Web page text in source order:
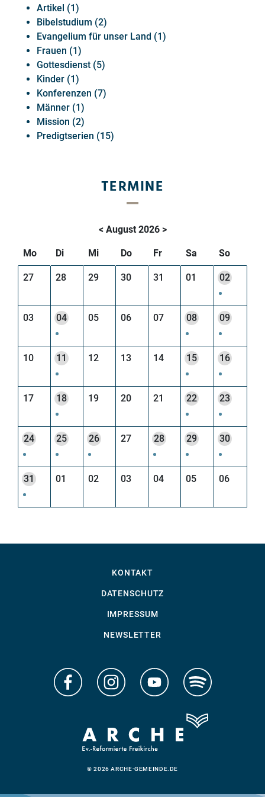
Artikel (1)
Bibelstudium (2)
Evangelium für unser Land (1)
Frauen (1)
Gottesdienst (5)
Kinder (1)
Konferenzen (7)
Männer (1)
Mission (2)
Predigtserien (15)
TERMINE
< August 2026 >
Mo Di Mi Do Fr Sa So
27 28 29 30 31 01 02
03 04 05 06 07 08 09
10 11 12 13 14 15 16
17 18 19 20 21 22 23
24 25 26 27 28 29 30
31 01 02 03 04 05 06
KONTAKT
DATENSCHUTZ
IMPRESSUM
NEWSLETTER
© 2026 ARCHE-GEMEINDE.DE